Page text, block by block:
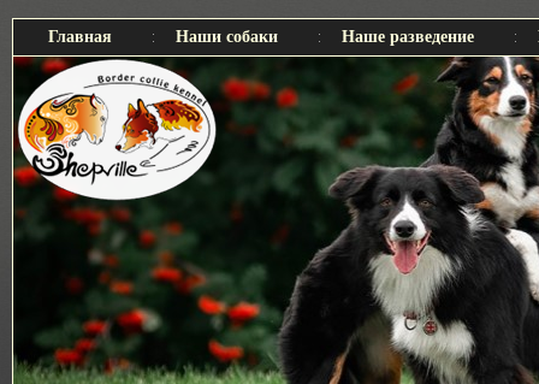
Главная Наши собаки Наше разведение